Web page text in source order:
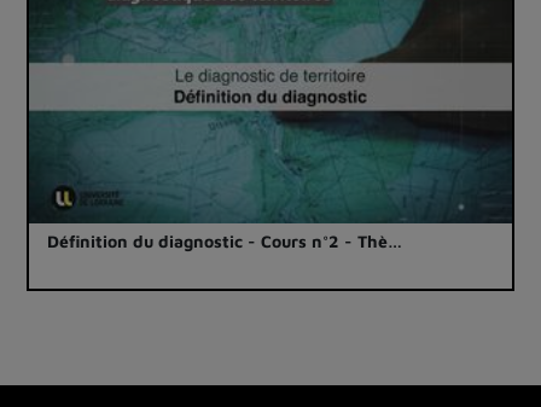
Définition du diagnostic - Cours n°2 - Thè…